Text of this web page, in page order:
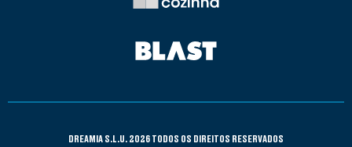
DREAMIA S.L.U. 2026 TODOS OS DIREITOS RESERVADOS